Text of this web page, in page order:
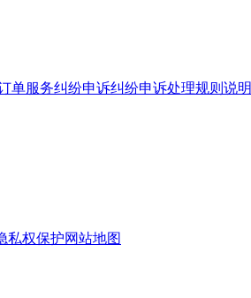
单服务纠纷申诉纠纷申诉处理规则说明
私权保护网站地图